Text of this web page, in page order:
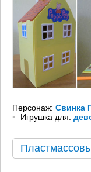
Персонаж: Свинка
Игрушка для: